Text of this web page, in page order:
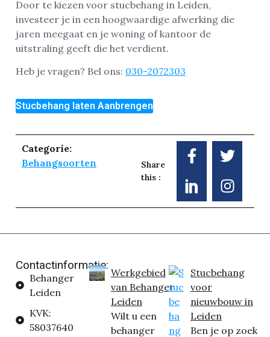
Door te kiezen voor stucbehang in Leiden,
investeer je in een hoogwaardige afwerking die
jaren meegaat en je woning of kantoor de
uitstraling geeft die het verdient.
Heb je vragen? Bel ons: 030-2072303
Stucbehang laten Aanbrengen
Categorie:
Behangsoorten
Share
this :
Contactinformatie:
Behanger
Leiden
KVK:
58037640
Werkgebied
van Behanger
Leiden
Wilt u een
behanger
Stucbehang
voor
nieuwbouw in
Leiden
Ben je op zoek